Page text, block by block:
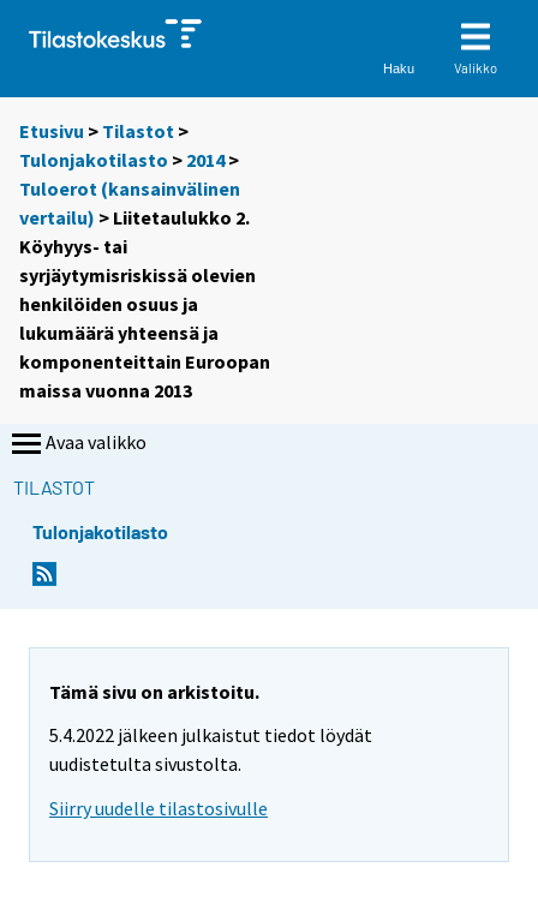
Haku Valikko
Etusivu > Tilastot >
Tulonjakotilasto > 2014>
Tuloerot (kansainvälinen
vertailu) > Liitetaulukko 2.
Köyhyys- tai
syrjäytymisriskissä olevien
henkilöiden osuus ja
lukumäärä yhteensä ja
komponenteittain Euroopan
maissa vuonna 2013
Avaa valikko
TILASTOT
Tulonjakotilasto
Tämä sivu on arkistoitu.
5.4.2022 jälkeen julkaistut tiedot löydät
uudistetulta sivustolta.
Siirry uudelle tilastosivulle